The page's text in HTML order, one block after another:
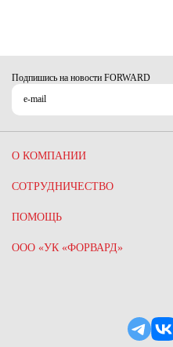
Ямало-Ненецкий автономный округ (1)
Ярославская область (1)
Подпишись на новости FORWARD
О КОМПАНИИ
СОТРУДНИЧЕСТВО
ПОМОЩЬ
ООО «УК «ФОРВАРД»